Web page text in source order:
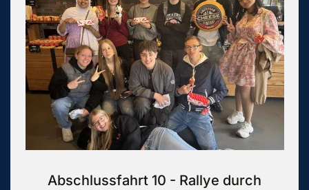
Abschlussfahrt 10 - Rallye durch